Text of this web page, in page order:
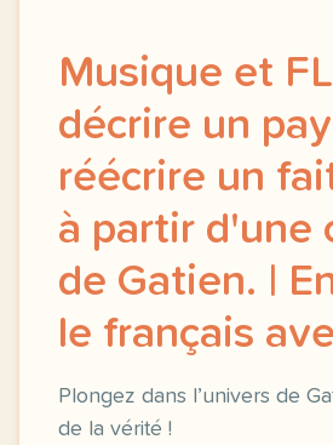
Musique et
décrire un
réécrire un
à partir d'une
de Gatien. |
le français
Plongez dans l’univers de
de la vérité !